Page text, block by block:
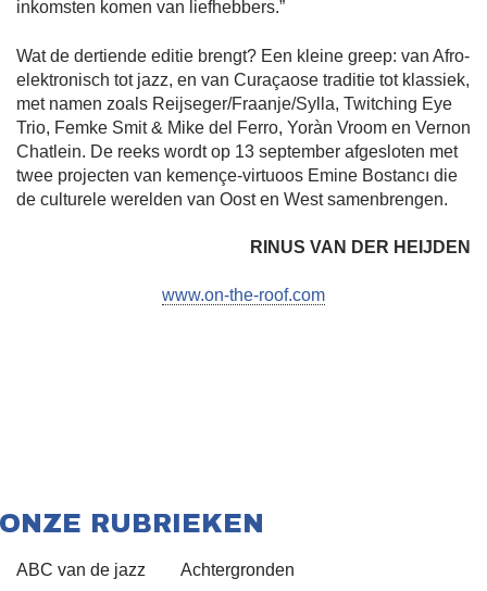
inkomsten komen van liefhebbers.”
Wat de dertiende editie brengt? Een kleine greep: van Afro-
elektronisch tot jazz, en van Curaçaose traditie tot klassiek,
met namen zoals Reijseger/Fraanje/Sylla, Twitching Eye
Trio, Femke Smit & Mike del Ferro, Yoràn Vroom en Vernon
Chatlein. De reeks wordt op 13 september afgesloten met
twee projecten van kemençe-virtuoos Emine Bostancı die
de culturele werelden van Oost en West samenbrengen.
RINUS VAN DER HEIJDEN
www.on-the-roof.com
ONZE RUBRIEKEN
ABC van de jazz Achtergronden